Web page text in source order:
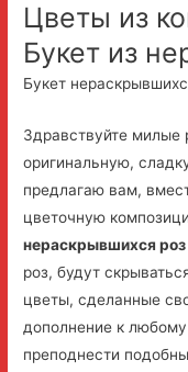
Цветы из
Букет из
Букет
Здравствуйте
оригинальную,
предлагаю вам,
цветочную
нераскрывшихся роз
роз, будут
цветы, сделанные
дополнение к
преподнести